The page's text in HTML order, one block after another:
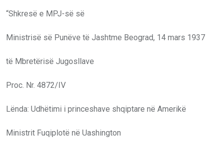
“Shkresë e MPJ-së së
Ministrisë së Punëve të Jashtme Beograd, 14 mars 1937
të Mbretërisë Jugosllave
Proc. Nr. 4872/IV
Lënda: Udhëtimi i princeshave shqiptare në Amerikë
Ministrit Fuqiplotë në Uashington